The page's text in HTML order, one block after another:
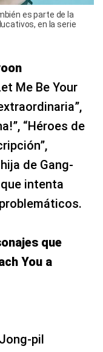
es parte de la
en la serie
Me Be Your
“Héroes de
de Gang-
intenta
que
You a
pil